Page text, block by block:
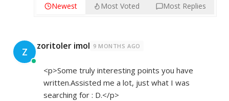
Newest Most Voted Most Replies
Z zoritoler imol 9 MONTHS AGO
<p>Some truly interesting points you have
written.Assisted me a lot, just what I was
searching for : D.</p>